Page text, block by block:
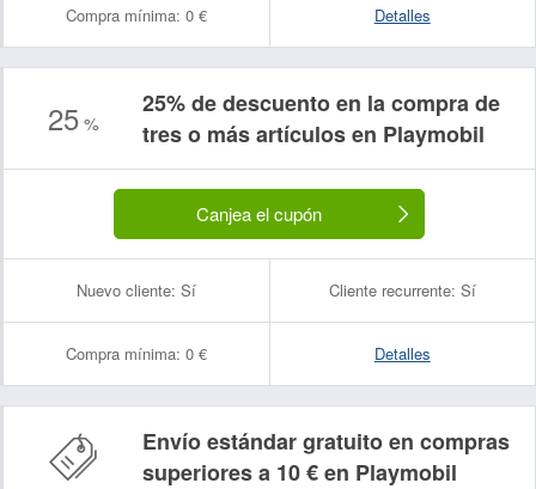
Compra mínima: 0 € Detalles
25 %
25% de descuento en la compra de
tres o más artículos en Playmobil
Canjea el cupón
Nuevo cliente: Sí Cliente recurrente: Sí
Compra mínima: 0 € Detalles
Envío estándar gratuito en compras
superiores a 10 € en Playmobil